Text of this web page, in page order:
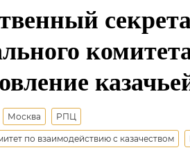
Москва РПЦ
по взаимодействию с казачеством